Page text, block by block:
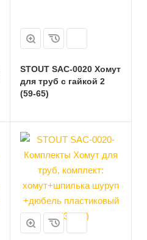
STOUT SAC-0020 Хомут
для труб с гайкой 2
(59-65)